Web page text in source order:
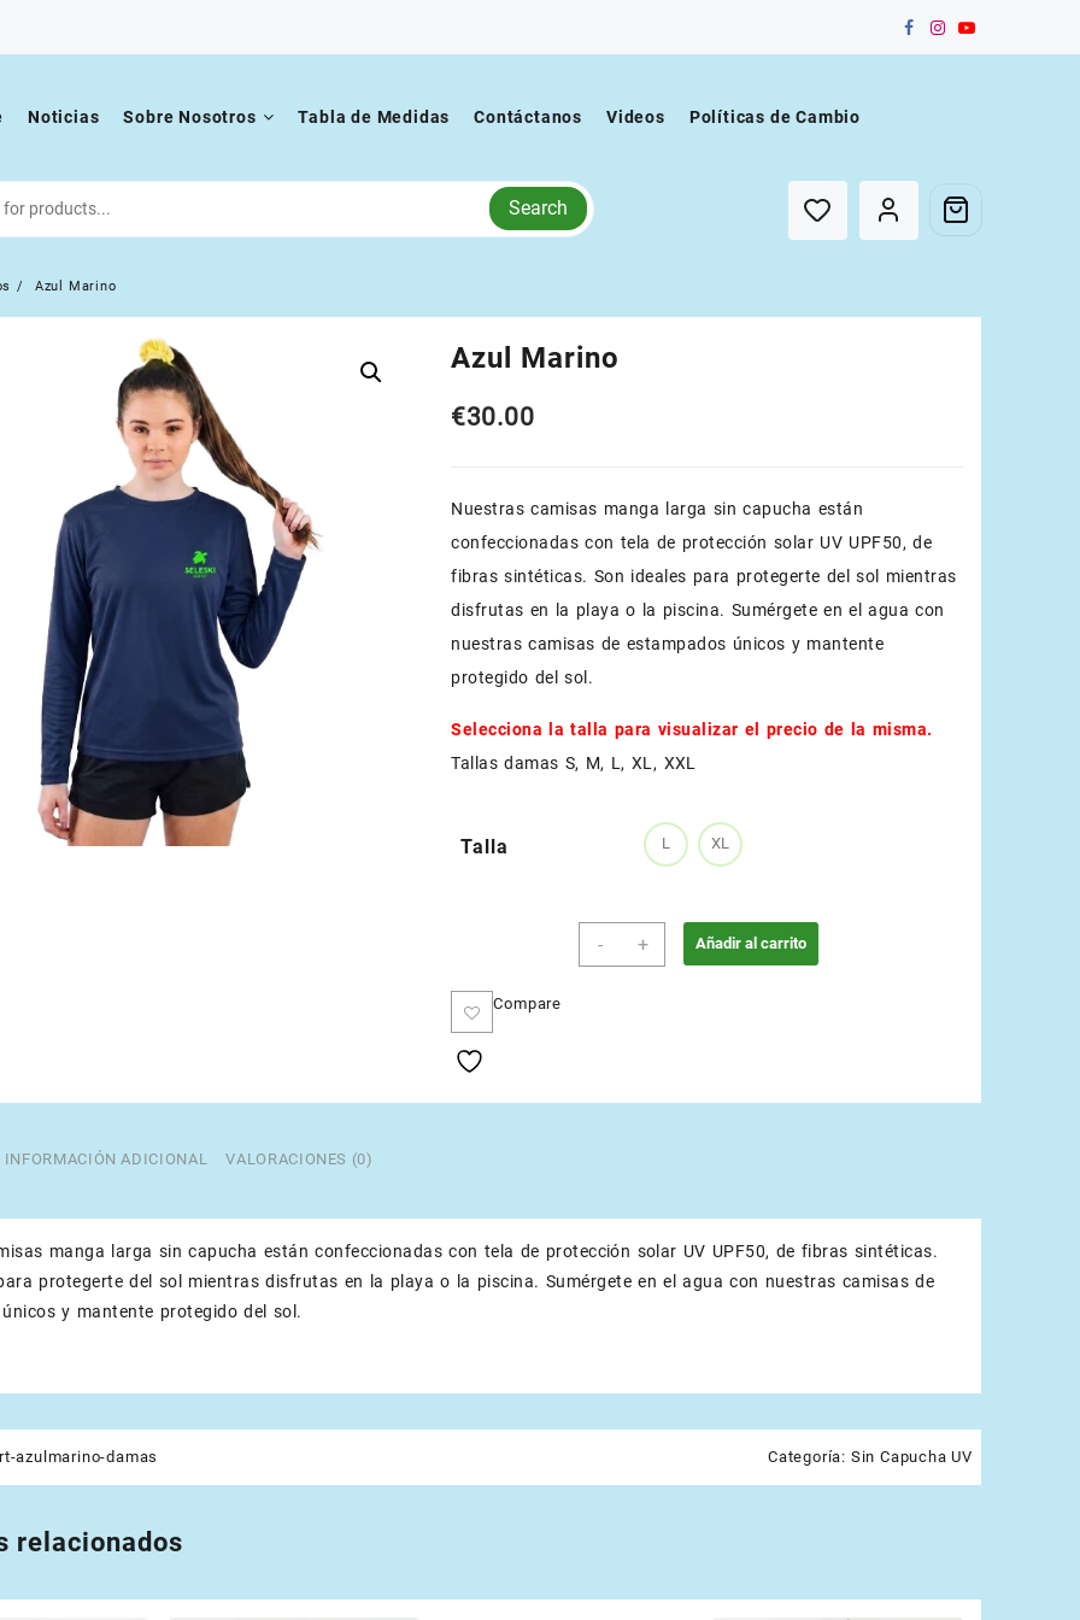
Noticias Sobre Nosotros Tabla de Medidas Contáctanos Videos Políticas de Cambio
Search
Azul Marino
Azul Marino
€30.00
Nuestras camisas manga larga sin capucha están
confeccionadas con tela de protección solar UV UPF50, de
fibras sintéticas. Son ideales para protegerte del sol mientras
disfrutas en la playa o la piscina. Sumérgete en el agua con
nuestras camisas de estampados únicos y mantente
protegido del sol.
Selecciona la talla para visualizar el precio de la misma.
Tallas damas S, M, L, XL, XXL
Talla L XL
- + Añadir al carrito
Compare
INFORMACIÓN ADICIONAL VALORACIONES (0)
manga larga sin capucha están confeccionadas con tela de protección solar UV UPF50, de fibras sintéticas.
protegerte del sol mientras disfrutas en la playa o la piscina. Sumérgete en el agua con nuestras camisas de
y mantente protegido del sol.
azulmarino-damas Categoría: Sin Capucha UV
relacionados